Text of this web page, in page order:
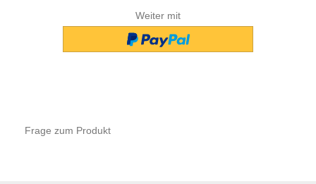
Weiter mit
Frage zum Produkt